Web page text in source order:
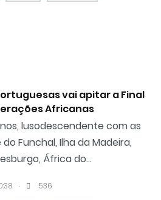
vai apitar a Final
Africanas
lusodescendente com as
Funchal, Ilha da Madeira,
África do...
. 536